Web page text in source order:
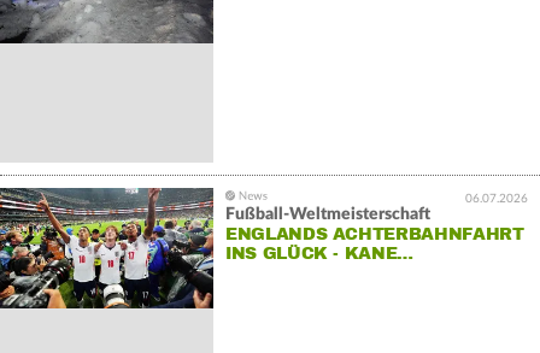
06.07.2026
Fußball-Weltmeisterschaft
ENGLANDS ACHTERBAHNFAHRT
INS GLÜCK - KANE…